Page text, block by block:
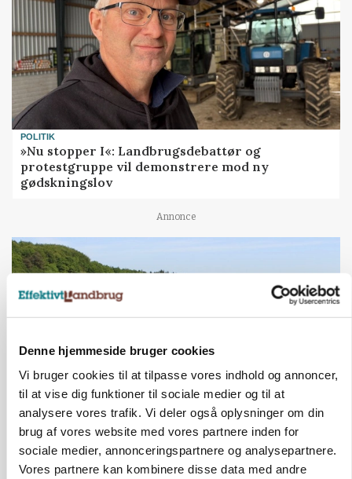
Denne hjemmeside bruger cookies
Vi bruger cookies til at tilpasse vores indhold og annoncer,
til at vise dig funktioner til sociale medier og til at
analysere vores trafik. Vi deler også oplysninger om din
brug af vores website med vores partnere inden for
sociale medier, annonceringspartnere og analysepartnere.
Vores partnere kan kombinere disse data med andre
POLITIK
»Nu stopper I«: Landbrugsdebattør og
protestgruppe vil demonstrere mod ny
gødskningslov
Annonce
KVÆG
Snart kan man søge tilskud til naturprojekter